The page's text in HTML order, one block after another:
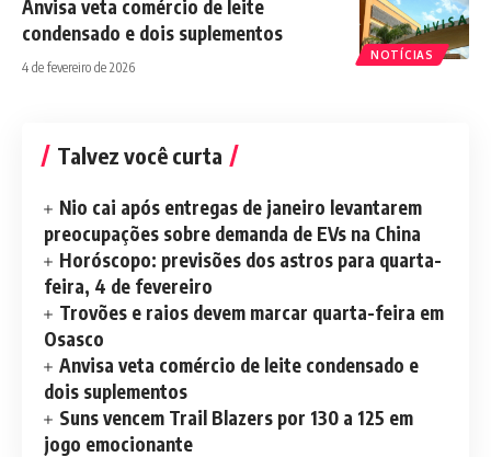
NOTÍCIAS
Anvisa veta comércio de leite
condensado e dois suplementos
4 de fevereiro de 2026
Talvez você curta
Nio cai após entregas de janeiro levantarem
preocupações sobre demanda de EVs na China
Horóscopo: previsões dos astros para quarta-
feira, 4 de fevereiro
Trovões e raios devem marcar quarta-feira em
Osasco
Anvisa veta comércio de leite condensado e
dois suplementos
Suns vencem Trail Blazers por 130 a 125 em
jogo emocionante